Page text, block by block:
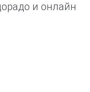
и онлайн